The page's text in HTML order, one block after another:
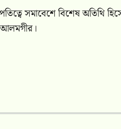
সমাবেশে বিশেষ অতিথি
আলমগীর।